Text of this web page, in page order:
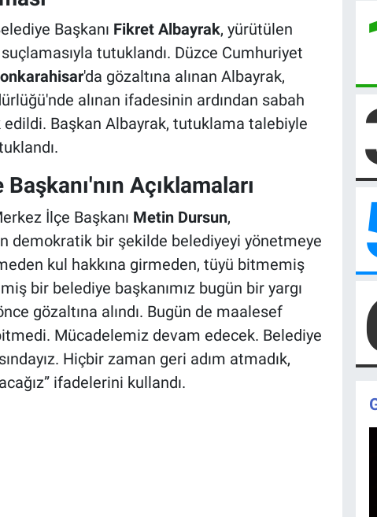
Başkanı Fikret Albayrak, yürütülen
tutuklandı. Düzce Cumhuriyet
'da gözaltına alınan Albayrak,
alınan ifadesinin ardından sabah
Başkan Albayrak, tutuklama talebiyle
Açıklamaları
İlçe Başkanı Metin Dursun,
demokratik bir şekilde belediyeyi yönetmeye
kul hakkına girmeden, tüyü bitmemiş
bir belediye başkanımız bugün bir yargı
gözaltına alındı. Bugün de maalesef
Mücadelemiz devam edecek. Belediye
Hiçbir zaman geri adım atmadık,
ifadelerini kullandı.